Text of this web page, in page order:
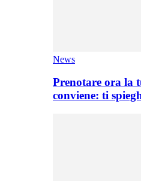
News
Prenotare ora la
conviene: ti